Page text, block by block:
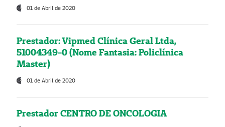
01 de Abril de 2020
Prestador: Vipmed Clínica Geral Ltda,
51004349-0 (Nome Fantasia: Policlínica
Master)
01 de Abril de 2020
Prestador CENTRO DE ONCOLOGIA